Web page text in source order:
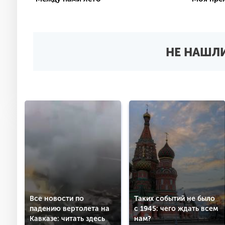
НЕ
Все новости по
падению вертолета на
Кавказе: читать здесь
Таких событий не было
с 1945: чего ждать всем
нам?